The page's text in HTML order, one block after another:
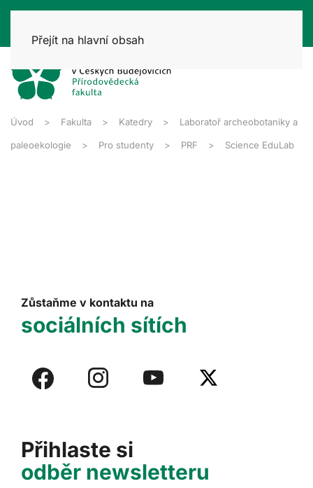
Přejít na hlavní obsah
Úvod Fakulta Katedry Laboratoř archeobotaniky a
paleoekologie Pro studenty PRF Science EduLab
Přihlaste si
odběr newsletteru
Zůstaňme v kontaktu na
sociálních sítích